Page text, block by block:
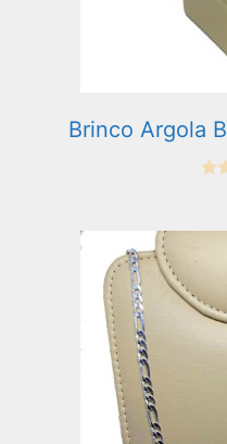
Brinco Argola
5